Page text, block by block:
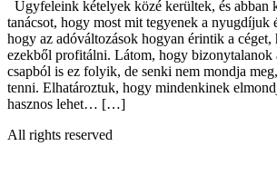
Ügyfeleink kételyek közé kerültek, és abban
tanácsot, hogy most mit tegyenek a nyugdíjuk
hogy az adóváltozások hogyan érintik a céget,
ezekből profitálni. Látom, hogy bizonytalanok
csapból is ez folyik, de senki nem mondja
tenni. Elhatároztuk, hogy mindenkinek
hasznos lehet… […]
All rights reserved